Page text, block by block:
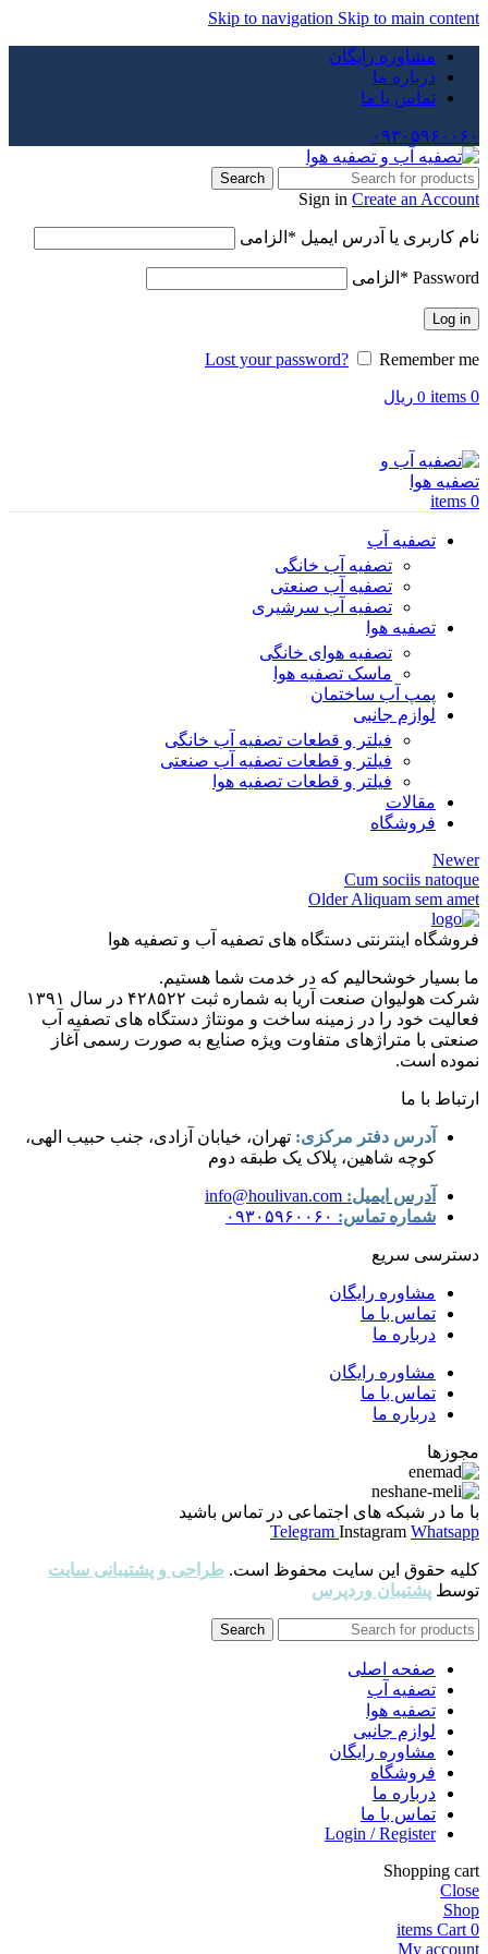
Skip to navigation Skip to main content
مشاوره رایگان
درباره ما
تماس با ما
۰۹۳۰۵۹۶۰۰۶۰
Search
Sign in Create an Account
نام کاربری یا آدرس ایمیل * الزامی
Password
* الزامی
Log in
Lost your password?
Remember me
0
items
0 ریال
0
items
تصفیه آب
تصفیه آب خانگی
تصفیه آب صنعتی
تصفیه آب سرشیری
تصفیه هوا
تصفیه هوای خانگی
ماسک تصفیه هوا
پمپ آب ساختمان
لوازم جانبی
فیلتر و قطعات تصفیه آب خانگی
فیلتر و قطعات تصفیه آب صنعتی
فیلتر و قطعات تصفیه هوا
مقالات
فروشگاه
Newer
Cum sociis natoque
Older Aliquam sem amet
فروشگاه اینترنتی دستگاه های تصفیه آب و تصفیه هوا
ما بسیار خوشحالیم که در خدمت شما هستیم.
شرکت هولیوان صنعت آریا به شماره ثبت ۴۲۸۵۲۲ در سال ۱۳۹۱
فعالیت خود را در زمینه ساخت و مونتاژ دستگاه های تصفیه آب
صنعتی با متراژهای متفاوت ویژه صنایع به صورت رسمی آغاز
نموده است.
ارتباط با ما
آدرس دفتر مرکزی: تهران، خیابان آزادی، جنب حبیب الهی،
کوچه شاهین، پلاک یک طبقه دوم
آدرس ایمیل: info@houlivan.com
شماره تماس: ۰۹۳۰۵۹۶۰۰۶۰
دسترسی سریع
مشاوره رایگان
تماس با ما
درباره ما
مشاوره رایگان
تماس با ما
درباره ما
مجوزها
با ما در شبکه های اجتماعی در تماس باشید
Telegram Instagram Whatsapp
کلیه حقوق این سایت محفوظ است. طراحی و پشتیبانی سایت
توسط پشتیبان وردپرس
Search
صفحه اصلی
تصفیه آب
تصفیه هوا
لوازم جانبی
مشاوره رایگان
فروشگاه
درباره ما
تماس با ما
Login / Register
Shopping cart
Close
Shop
0
items Cart
My account